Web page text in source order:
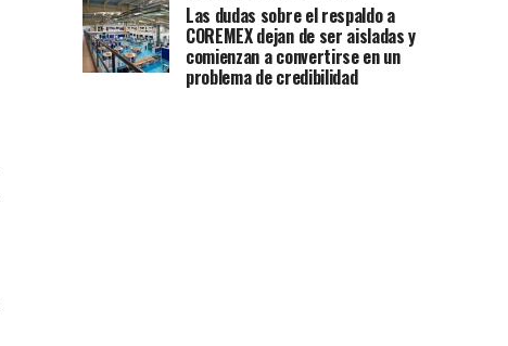
Las dudas sobre el respaldo a
COREMEX dejan de ser aisladas y
comienzan a convertirse en un
problema de credibilidad